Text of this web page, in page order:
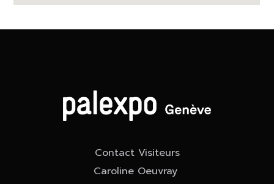
Contact Visiteurs
Caroline Oeuvray